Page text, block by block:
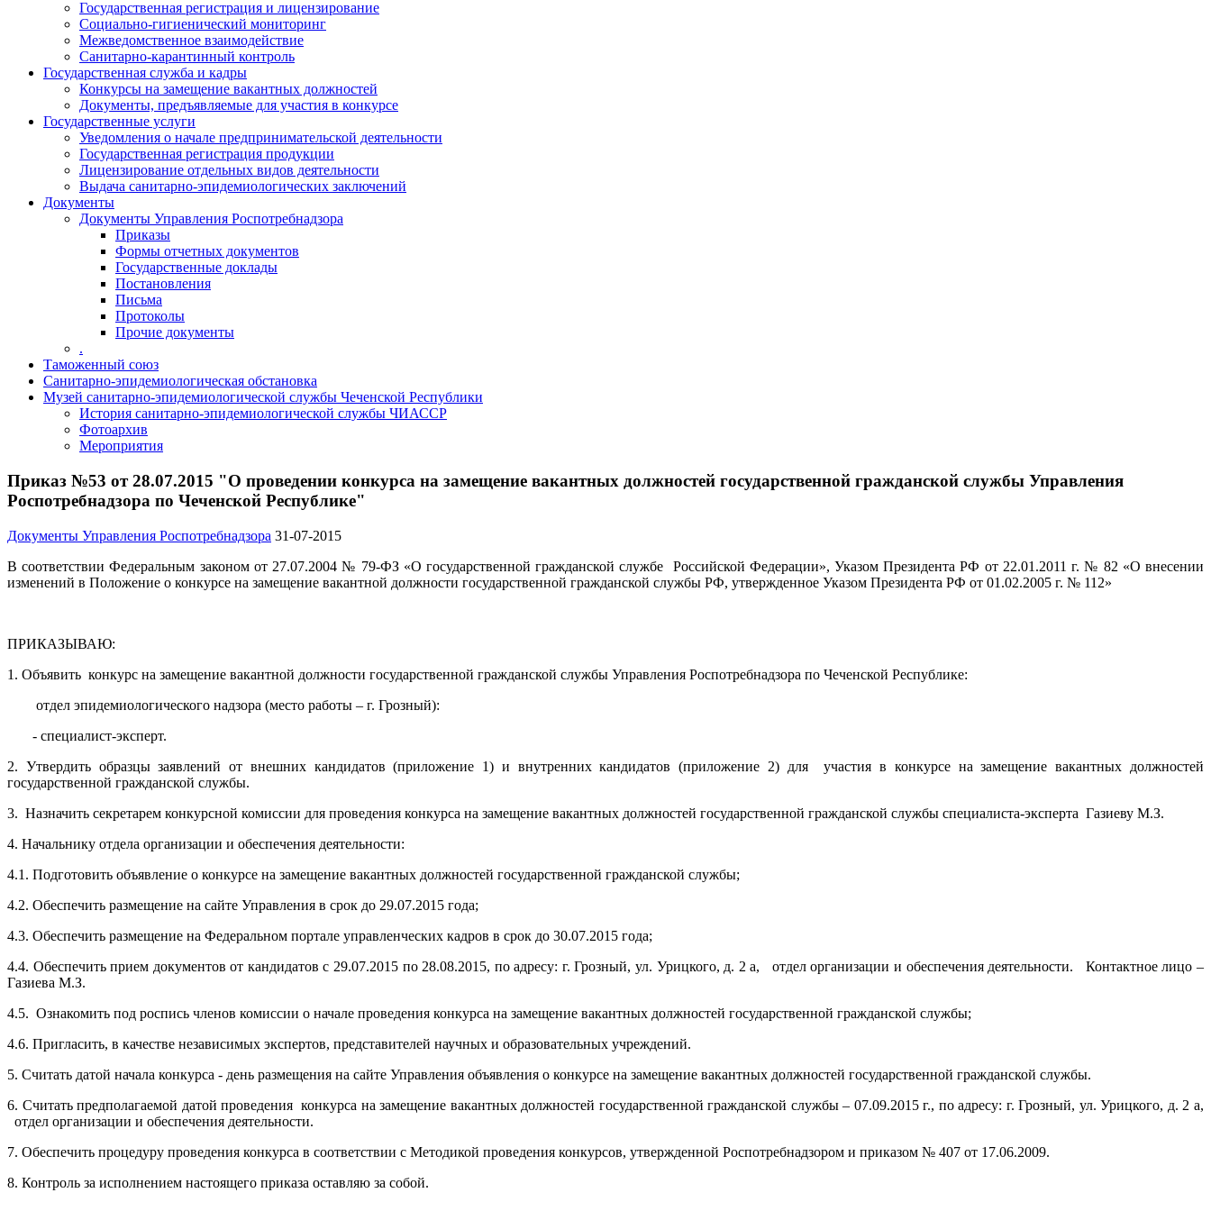
Государственная регистрация и лицензирование
Социально-гигиенический мониторинг
Межведомственное взаимодействие
Санитарно-карантинный контроль
Государственная служба и кадры
Конкурсы на замещение вакантных должностей
Документы, предъявляемые для участия в конкурсе
Государственные услуги
Уведомления о начале предпринимательской деятельности
Государственная регистрация продукции
Лицензирование отдельных видов деятельности
Выдача санитарно-эпидемиологических заключений
Документы
Документы Управления Роспотребнадзора
Приказы
Формы отчетных документов
Государственные доклады
Постановления
Письма
Протоколы
Прочие документы
.
Таможенный союз
Санитарно-эпидемиологическая обстановка
Музей санитарно-эпидемиологической службы Чеченской Республики
История санитарно-эпидемиологической службы ЧИАССР
Фотоархив
Мероприятия
Приказ №53 от 28.07.2015 "О проведении конкурса на замещение вакантных должностей государственной гражданской службы Управления
Роспотребнадзора по Чеченской Республике"
Документы Управления Роспотребнадзора 31-07-2015
В соответствии Федеральным законом от 27.07.2004 № 79-ФЗ «О государственной гражданской службе Российской Федерации», Указом Президента РФ от 22.01.2011 г. № 82 «О внесении
изменений в Положение о конкурсе на замещение вакантной должности государственной гражданской службы РФ, утвержденное Указом Президента РФ от 01.02.2005 г. № 112»
ПРИКАЗЫВАЮ:
1. Объявить конкурс на замещение вакантной должности государственной гражданской службы Управления Роспотребнадзора по Чеченской Республике:
отдел эпидемиологического надзора (место работы – г. Грозный):
- специалист-эксперт.
2. Утвердить образцы заявлений от внешних кандидатов (приложение 1) и внутренних кандидатов (приложение 2) для участия в конкурсе на замещение вакантных должностей
государственной гражданской службы.
3. Назначить секретарем конкурсной комиссии для проведения конкурса на замещение вакантных должностей государственной гражданской службы специалиста-эксперта Газиеву М.З.
4. Начальнику отдела организации и обеспечения деятельности:
4.1. Подготовить объявление о конкурсе на замещение вакантных должностей государственной гражданской службы;
4.2. Обеспечить размещение на сайте Управления в срок до 29.07.2015 года;
4.3. Обеспечить размещение на Федеральном портале управленческих кадров в срок до 30.07.2015 года;
4.4. Обеспечить прием документов от кандидатов с 29.07.2015 по 28.08.2015, по адресу: г. Грозный, ул. Урицкого, д. 2 а, отдел организации и обеспечения деятельности. Контактное лицо –
Газиева М.З.
4.5. Ознакомить под роспись членов комиссии о начале проведения конкурса на замещение вакантных должностей государственной гражданской службы;
4.6. Пригласить, в качестве независимых экспертов, представителей научных и образовательных учреждений.
5. Считать датой начала конкурса - день размещения на сайте Управления объявления о конкурсе на замещение вакантных должностей государственной гражданской службы.
6. Считать предполагаемой датой проведения конкурса на замещение вакантных должностей государственной гражданской службы – 07.09.2015 г., по адресу: г. Грозный, ул. Урицкого, д. 2 а,
отдел организации и обеспечения деятельности.
7. Обеспечить процедуру проведения конкурса в соответствии с Методикой проведения конкурсов, утвержденной Роспотребнадзором и приказом № 407 от 17.06.2009.
8. Контроль за исполнением настоящего приказа оставляю за собой.